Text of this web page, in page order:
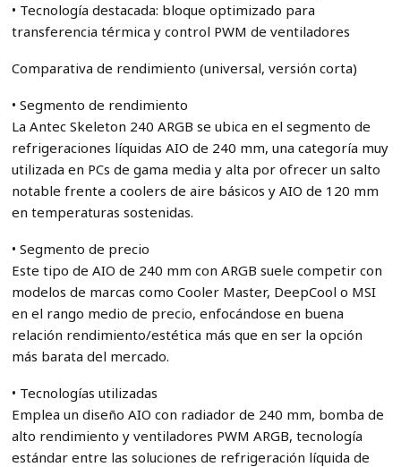
• Tecnología destacada: bloque optimizado para
transferencia térmica y control PWM de ventiladores
Comparativa de rendimiento (universal, versión corta)
• Segmento de rendimiento
La Antec Skeleton 240 ARGB se ubica en el segmento de
refrigeraciones líquidas AIO de 240 mm, una categoría muy
utilizada en PCs de gama media y alta por ofrecer un salto
notable frente a coolers de aire básicos y AIO de 120 mm
en temperaturas sostenidas.
• Segmento de precio
Este tipo de AIO de 240 mm con ARGB suele competir con
modelos de marcas como Cooler Master, DeepCool o MSI
en el rango medio de precio, enfocándose en buena
relación rendimiento/estética más que en ser la opción
más barata del mercado.
• Tecnologías utilizadas
Emplea un diseño AIO con radiador de 240 mm, bomba de
alto rendimiento y ventiladores PWM ARGB, tecnología
estándar entre las soluciones de refrigeración líquida de